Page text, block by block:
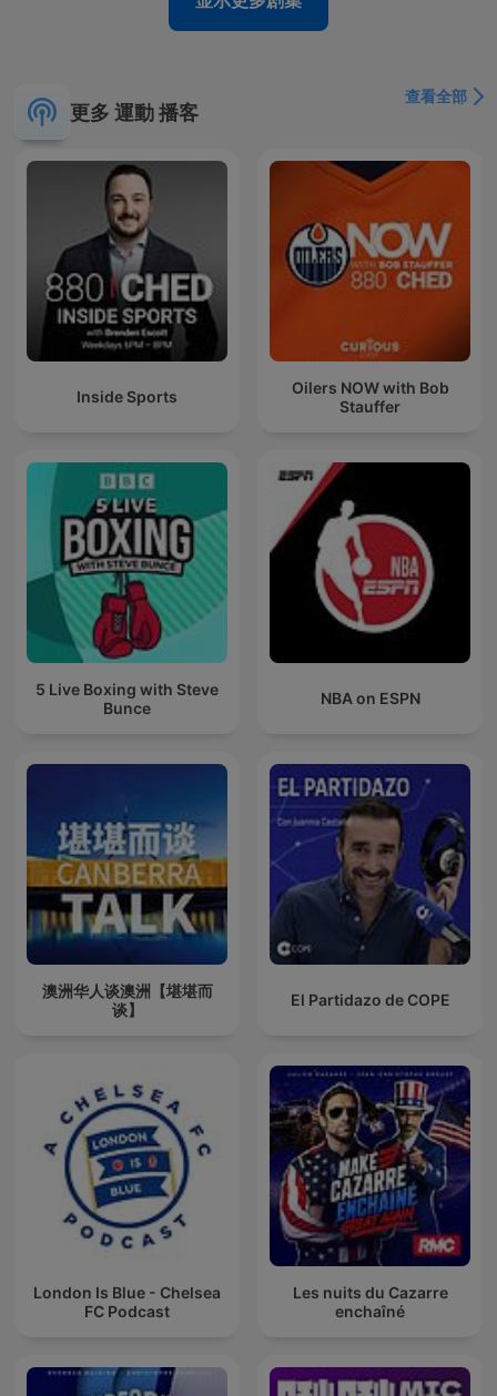
更多 運動 播客
查看全部
Inside Sports
Oilers NOW with Bob
Stauffer
5 Live Boxing with Steve
Bunce
NBA on ESPN
澳洲华人谈澳洲【堪堪而
谈】
El Partidazo de COPE
London Is Blue - Chelsea
FC Podcast
Les nuits du Cazarre
enchaîné